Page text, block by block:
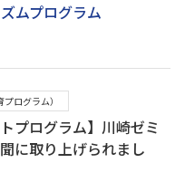
ムプログラム
ログラム）
プログラム】川崎ゼミ
に取り上げられまし